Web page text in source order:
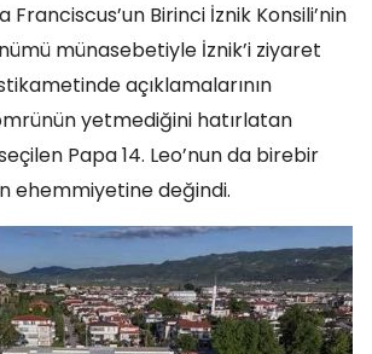
Birinci İznik Konsili’nin
münasebetiyle İznik’i ziyaret
açıklamalarının
yetmediğini hatırlatan
Papa 14. Leo’nun da birebir
ehemmiyetine değindi.